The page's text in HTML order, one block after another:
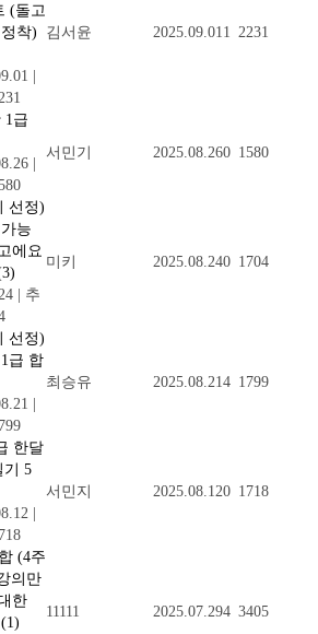
(돌고
착)
|
김서윤 2025.09.01 1 2231
1급
|
서민기 2025.08.260 1580
선정)
능
에요
| 추
미키 2025.08.240 1704
선정)
급 합
|
최승유 2025.08.214 1799
한달
기 5
|
서민지 2025.08.120 1718
(4주
의만
한
(1)
11111 2025.07.294 3405